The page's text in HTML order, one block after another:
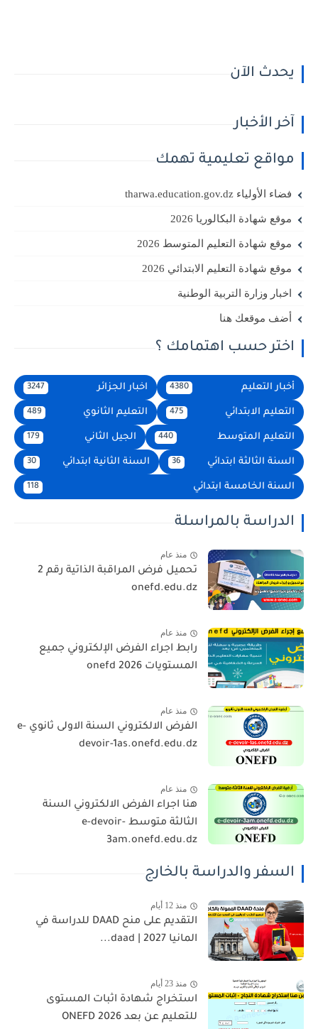
يحدث الآن
آخر الأخبار
مواقع تعليمية تهمك
فضاء الأولياء tharwa.education.gov.dz
موقع شهادة البكالوريا 2026
موقع شهادة التعليم المتوسط 2026
موقع شهادة التعليم الابتدائي 2026
اخبار وزارة التربية الوطنية
أضف موقعك هنا
اختر حسب اهتمامك ؟
أخبار التعليم 4380 اخبار الجزائر 3247
التعليم الابتدائي 475 التعليم الثانوي 489
التعليم المتوسط 440 الجيل الثاني 179
السنة الثالثة ابتدائي السنة الثانية ابتدائي
السنة الخامسة ابتدائي 118
الدراسة بالمراسلة
منذ عام
تحميل فرض المراقبة الذاتية رقم 2
onefd.edu.dz
منذ عام
رابط اجراء الفرض الإلكتروني جميع
المستويات 2026 onefd
منذ عام
الفرض الالكتروني السنة الاولى ثانوي e-
devoir-1as.onefd.edu.dz
منذ عام
هنا اجراء الفرض الالكتروني السنة
الثالثة متوسط e-devoir-
3am.onefd.edu.dz
السفر والدراسة بالخارج
منذ 12 أيام
التقديم على منح DAAD للدراسة في
المانيا 2027 | daad...
منذ 23 أيام
استخراج شهادة اثبات المستوى
للتعليم عن بعد 2026 ONEFD